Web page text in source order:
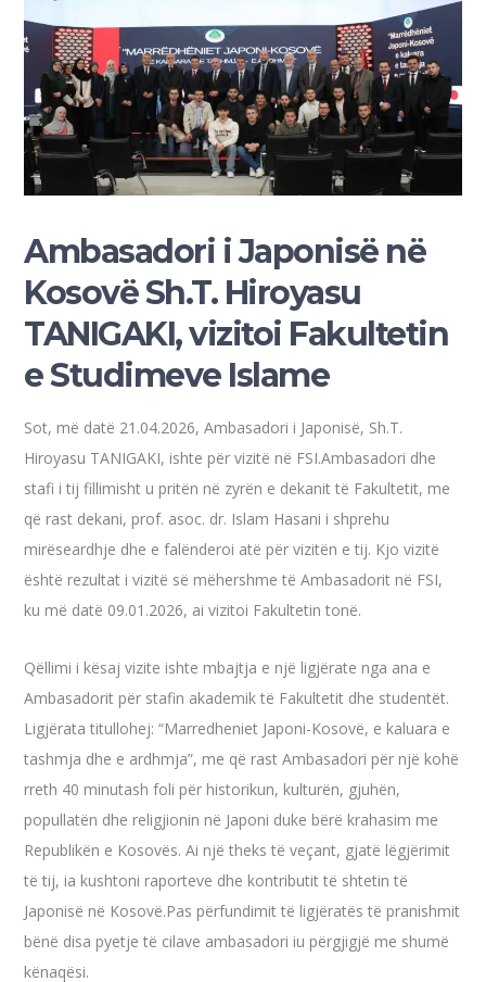
Ambasadori i Japonisë në
Kosovë Sh.T. Hiroyasu
TANIGAKI, vizitoi Fakultetin
e Studimeve Islame
Sot, më datë 21.04.2026, Ambasadori i Japonisë, Sh.T.
Hiroyasu TANIGAKI, ishte për vizitë në FSI.Ambasadori dhe
stafi i tij fillimisht u pritën në zyrën e dekanit të Fakultetit, me
që rast dekani, prof. asoc. dr. Islam Hasani i shprehu
mirëseardhje dhe e falënderoi atë për vizitën e tij. Kjo vizitë
është rezultat i vizitë së mëhershme të Ambasadorit në FSI,
ku më datë 09.01.2026, ai vizitoi Fakultetin tonë.
Qëllimi i kësaj vizite ishte mbajtja e një ligjërate nga ana e
Ambasadorit për stafin akademik të Fakultetit dhe studentët.
Ligjërata titullohej: “Marredheniet Japoni-Kosovë, e kaluara e
tashmja dhe e ardhmja”, me që rast Ambasadori për një kohë
rreth 40 minutash foli për historikun, kulturën, gjuhën,
popullatën dhe religjionin në Japoni duke bërë krahasim me
Republikën e Kosovës. Ai një theks të veçant, gjatë lëgjërimit
të tij, ia kushtoni raporteve dhe kontributit të shtetin të
Japonisë në Kosovë.Pas përfundimit të ligjëratës të pranishmit
bënë disa pyetje të cilave ambasadori iu përgjigjë me shumë
kënaqësi.